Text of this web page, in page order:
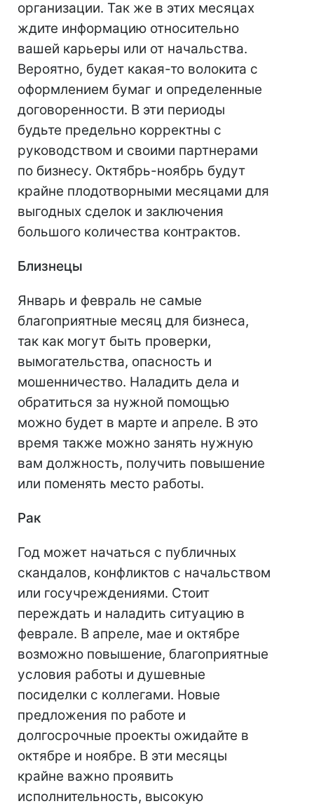
организации. Так же в этих месяцах
ждите информацию относительно
вашей карьеры или от начальства.
Вероятно, будет какая-то волокита с
оформлением бумаг и определенные
договоренности. В эти периоды
будьте предельно корректны с
руководством и своими партнерами
по бизнесу. Октябрь-ноябрь будут
крайне плодотворными месяцами для
выгодных сделок и заключения
большого количества контрактов.
Близнецы
Январь и февраль не самые
благоприятные месяц для бизнеса,
так как могут быть проверки,
вымогательства, опасность и
мошенничество. Наладить дела и
обратиться за нужной помощью
можно будет в марте и апреле. В это
время также можно занять нужную
вам должность, получить повышение
или поменять место работы.
Рак
Год может начаться с публичных
скандалов, конфликтов с начальством
или госучреждениями. Стоит
переждать и наладить ситуацию в
феврале. В апреле, мае и октябре
возможно повышение, благоприятные
условия работы и душевные
посиделки с коллегами. Новые
предложения по работе и
долгосрочные проекты ожидайте в
октябре и ноябре. В эти месяцы
крайне важно проявить
исполнительность, высокую